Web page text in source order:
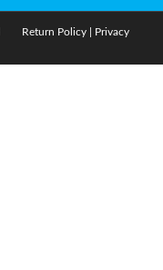
Return Policy Privacy